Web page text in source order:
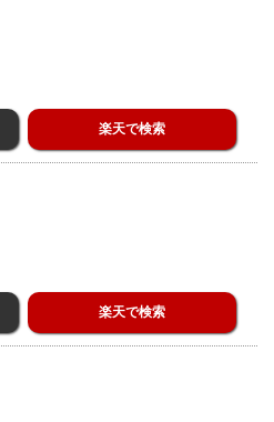
楽天で検索
楽天で検索